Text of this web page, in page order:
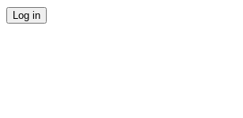
Log in